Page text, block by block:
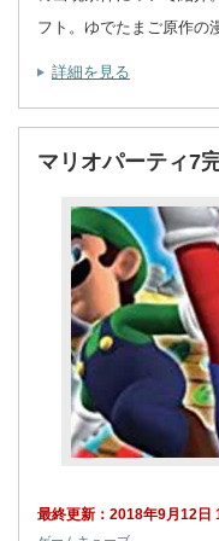
フト。ゆでたまご原作の
詳細を見る
マリオパーティ7
最終更新：2018年9月12日